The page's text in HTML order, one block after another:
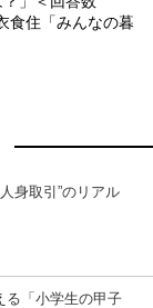
食住「みんなの暮
身取引”のリアル
る「小学生の甲子